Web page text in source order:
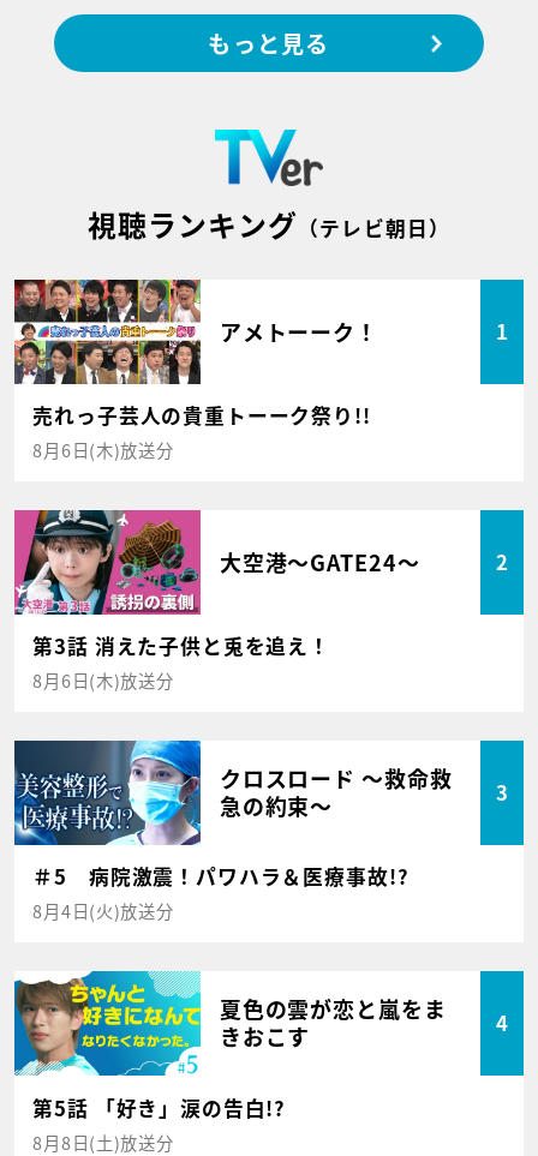
もっと見る
視聴ランキング （テレビ朝日）
アメトーーク！ 1
売れっ子芸人の貴重トーーク祭り!!
8月6日(木)放送分
大空港～GATE24～ 2
第3話 消えた子供と兎を追え！
8月6日(木)放送分
クロスロード ～救命救
急の約束～
3
＃5 病院激震！パワハラ＆医療事故!?
8月4日(火)放送分
夏色の雲が恋と嵐をま
きおこす
4
第5話 「好き」涙の告白!?
8月8日(土)放送分